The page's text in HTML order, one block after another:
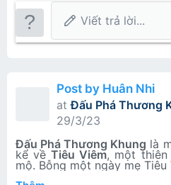
Viết trả lời...
Post by Huân Nhi
at Đấu Phá Thương
29/3/23
Đấu Phá Thương Khung là
kể về Tiêu Viêm, một thiên
mộ. Bỗng một ngày mẹ
một chiếc giới chỉ màu